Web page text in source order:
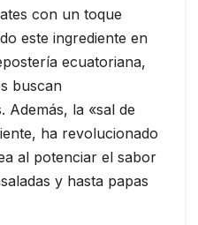
con un toque
este ingrediente en
ecuatoriana,
buscan
Además, la «sal de
ha revolucionado
al potenciar el sabor
y hasta papas